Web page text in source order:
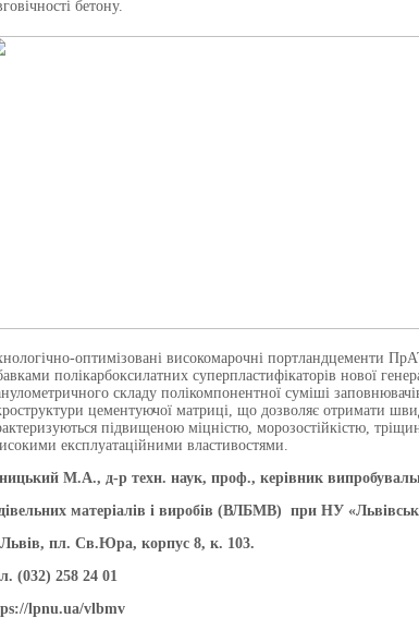
бетону.
оптимізовані високомарочні портландцементи
полікарбоксилатних суперпластифікаторів нової
складу полікомпонентної суміші
цементуючої матриці, що дозволяє отримати
підвищеною міцністю, морозостійкістю,
експлуатаційними властивостями.
М.А., д-р техн. наук, проф., керівник
матеріалів і виробів (ВЛБМВ) при НУ
пл. Св.Юра, корпус 8, к. 103.
(032) 258 24 01
lpnu.ua/vlbmv